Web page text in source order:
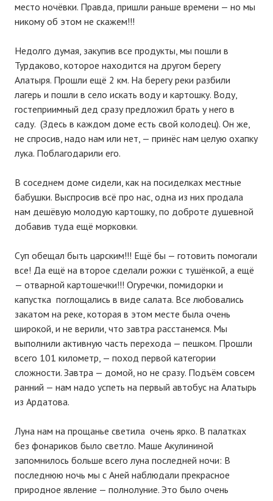
место ночёвки. Правда, пришли раньше времени — но мы
никому об этом не скажем!!!
Недолго думая, закупив все продукты, мы пошли в
Турдаково, которое находится на другом берегу
Алатыря. Прошли ещё 2 км. На берегу реки разбили
лагерь и пошли в село искать воду и картошку. Воду,
гостеприимный дед сразу предложил брать у него в
саду. (Здесь в каждом доме есть свой колодец). Он же,
не спросив, надо нам или нет, — принёс нам целую охапку
лука. Поблагодарили его.
В соседнем доме сидели, как на посиделках местные
бабушки. Выспросив всё про нас, одна из них продала
нам дешёвую молодую картошку, по доброте душевной
добавив туда ещё морковки.
Суп обещал быть царским!!! Ещё бы — готовить помогали
все! Да ещё на второе сделали рожки с тушёнкой, а ещё
— отварной картошечки!!! Огуречки, помидорки и
капустка поглощались в виде салата. Все любовались
закатом на реке, которая в этом месте была очень
широкой, и не верили, что завтра расстанемся. Мы
выполнили активную часть перехода — пешком. Прошли
всего 101 километр, — поход первой категории
сложности. Завтра — домой, но не сразу. Подъём совсем
ранний — нам надо успеть на первый автобус на Алатырь
из Ардатова.
Луна нам на прощанье светила очень ярко. В палатках
без фонариков было светло. Маше Акулининой
запомнилось больше всего луна последней ночи: В
последнюю ночь мы с Аней наблюдали прекрасное
природное явление — полнолуние. Это было очень